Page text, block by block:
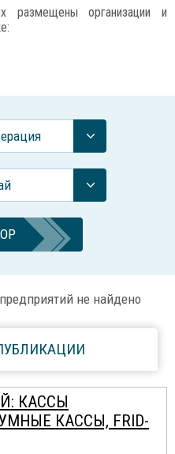
размещены организации и
не найдено
КАССЫ
КАССЫ, FRID-